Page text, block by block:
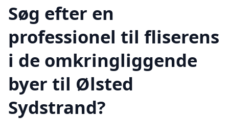
Søg efter en
professionel til fliserens
i de omkringliggende
byer til Ølsted
Sydstrand?